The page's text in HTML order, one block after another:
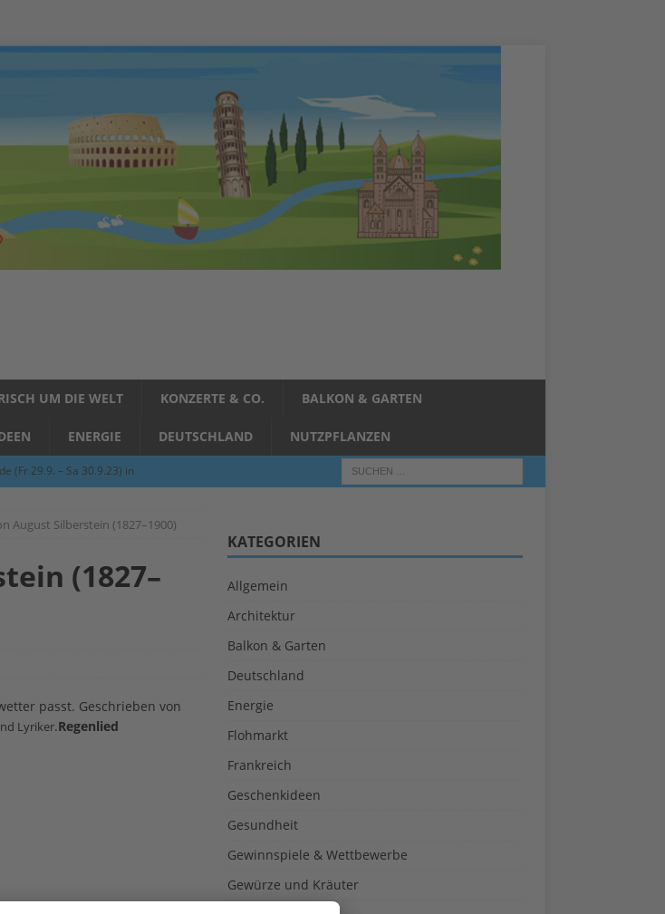
UM DIE WELT KONZERTE & CO. BALKON & GARTEN
ENERGIE DEUTSCHLAND NUTZPFLANZEN
(Fr 29.9. – Sa 30.9.23) in
Töpferscheibe in Schifferstadt
Landwirtschaft?
August Silberstein (1827–1900)
(1827–
passt. Geschrieben von
Lyriker.Regenlied
KATEGORIEN
Allgemein
Architektur
Balkon & Garten
Deutschland
Energie
Flohmarkt
Frankreich
Geschenkideen
Gesundheit
Gewinnspiele & Wettbewerbe
Gewürze und Kräuter